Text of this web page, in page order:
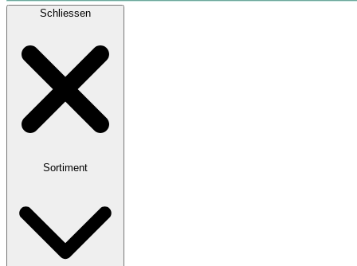
Schliessen
Sortiment